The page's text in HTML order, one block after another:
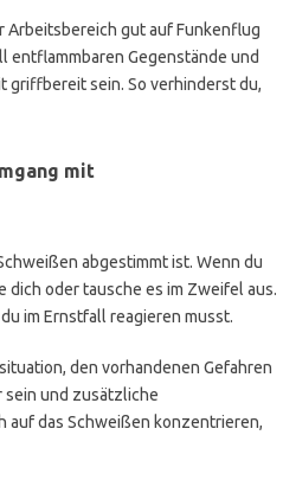
Arbeitsbereich gut auf Funkenflug
Gegenstände und
griffbereit sein. So verhinderst du,
mit
abgestimmt ist. Wenn du
oder tausche es im Zweifel aus.
im Ernstfall reagieren musst.
den vorhandenen Gefahren
sein und zusätzliche
auf das Schweißen konzentrieren,